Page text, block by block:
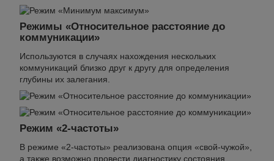
Режимы «Относительное расстояние до
коммуникации»
Используются в случаях нахождения нескольких
коммуникаций близко друг к другу для определения
глубины их залегания.
Режим «2-частоты»
В режиме «2-частоты» реализована опция «свой-чужой»,
а также возможно провести диагностику состояния